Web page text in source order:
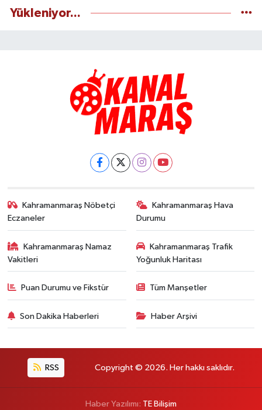
Yükleniyor...
Kahramanmaraş Nöbetçi
Eczaneler
Kahramanmaraş Hava
Durumu
Kahramanmaraş Namaz
Vakitleri
Kahramanmaraş Trafik
Yoğunluk Haritası
Puan Durumu ve Fikstür Tüm Manşetler
Son Dakika Haberleri Haber Arşivi
RSS Copyright © 2026. Her hakkı saklıdır.
Haber Yazılımı: TE Bilişim